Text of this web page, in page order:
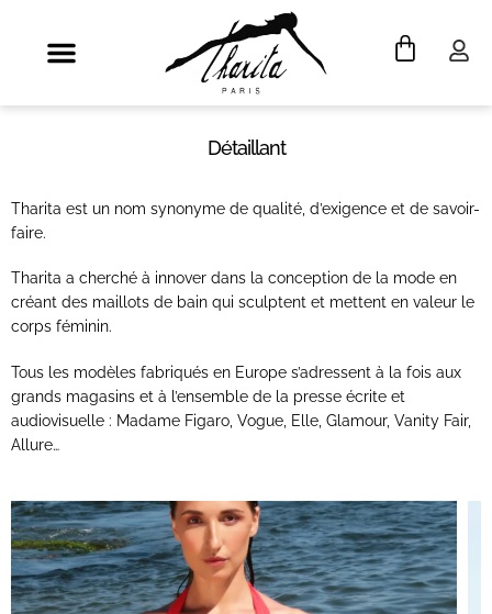
Détaillant
Tharita est un nom synonyme de qualité, d’exigence et de savoir-
faire.
Tharita a cherché à innover dans la conception de la mode en
créant des maillots de bain qui sculptent et mettent en valeur le
corps féminin.
Tous les modèles fabriqués en Europe s’adressent à la fois aux
grands magasins et à l’ensemble de la presse écrite et
audiovisuelle : Madame Figaro, Vogue, Elle, Glamour, Vanity Fair,
Allure…